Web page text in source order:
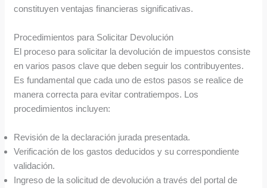
constituyen ventajas financieras significativas.
Procedimientos para Solicitar Devolución
El proceso para solicitar la devolución de impuestos consiste
en varios pasos clave que deben seguir los contribuyentes.
Es fundamental que cada uno de estos pasos se realice de
manera correcta para evitar contratiempos. Los
procedimientos incluyen:
Revisión de la declaración jurada presentada.
Verificación de los gastos deducidos y su correspondiente
validación.
Ingreso de la solicitud de devolución a través del portal de